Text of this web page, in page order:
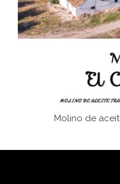
afán de saber a la
Historia y vivencias
Molino de